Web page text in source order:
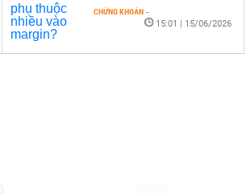
CHỨNG KHOÁN -
15:01 | 15/06/2026